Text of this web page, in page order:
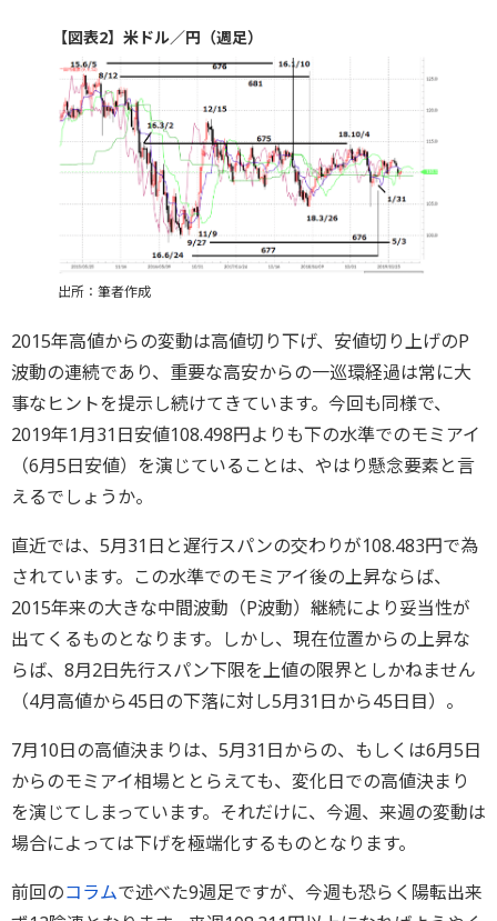
【図表2】米ドル／円（週足）
出所：筆者作成
2015年高値からの変動は高値切り下げ、安値切り上げのP
波動の連続であり、重要な高安からの一巡環経過は常に大
事なヒントを提示し続けてきています。今回も同様で、
2019年1月31日安値108.498円よりも下の水準でのモミアイ
（6月5日安値）を演じていることは、やはり懸念要素と言
えるでしょうか。
直近では、5月31日と遅行スパンの交わりが108.483円で為
されています。この水準でのモミアイ後の上昇ならば、
2015年来の大きな中間波動（P波動）継続により妥当性が
出てくるものとなります。しかし、現在位置からの上昇な
らば、8月2日先行スパン下限を上値の限界としかねません
（4月高値から45日の下落に対し5月31日から45日目）。
7月10日の高値決まりは、5月31日からの、もしくは6月5日
からのモミアイ相場ととらえても、変化日での高値決まり
を演じてしまっています。それだけに、今週、来週の変動は
場合によっては下げを極端化するものとなります。
前回のコラムで述べた9週足ですが、今週も恐らく陽転出来